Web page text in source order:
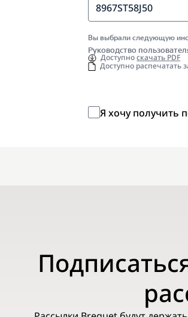
8967ST58J50
Вы выбрали следующую
Руководство
Доступноскачать PDF
Доступно распечатать
Я хочу получить